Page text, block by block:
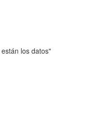
los datos"